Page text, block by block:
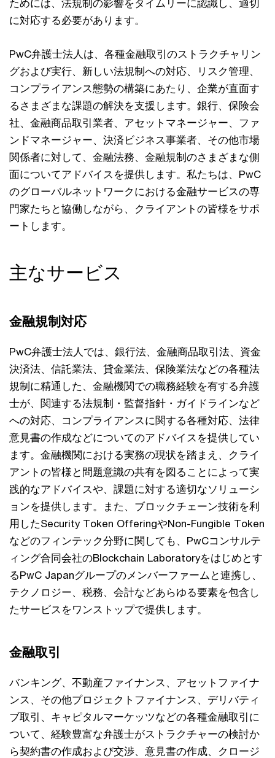
ためには、法規制の影響をタイムリーに認識し、適切
に対応する必要があります。
PwC弁護士法人は、各種金融取引のストラクチャリン
グおよび実行、新しい法規制への対応、リスク管理、
コンプライアンス態勢の構築にあたり、企業が直面す
るさまざまな課題の解決を支援します。銀行、保険会
社、金融商品取引業者、アセットマネージャー、ファ
ンドマネージャー、決済ビジネス事業者、その他市場
関係者に対して、金融法務、金融規制のさまざまな側
面についてアドバイスを提供します。私たちは、PwC
のグローバルネットワークにおける金融サービスの専
門家たちと協働しながら、クライアントの皆様をサポ
ートします。
主なサービス
金融規制対応
PwC弁護士法人では、銀行法、金融商品取引法、資金
決済法、信託業法、貸金業法、保険業法などの各種法
規制に精通した、金融機関での職務経験を有する弁護
士が、関連する法規制・監督指針・ガイドラインなど
への対応、コンプライアンスに関する各種対応、法律
意見書の作成などについてのアドバイスを提供してい
ます。金融機関における実務の現状を踏まえ、クライ
アントの皆様と問題意識の共有を図ることによって実
践的なアドバイスや、課題に対する適切なソリューシ
ョンを提供します。また、ブロックチェーン技術を利
用したSecurity Token OfferingやNon-Fungible Token
などのフィンテック分野に関しても、PwCコンサルテ
ィング合同会社のBlockchain Laboratoryをはじめとす
るPwC Japanグループのメンバーファームと連携し、
テクノロジー、税務、会計などあらゆる要素を包含し
たサービスをワンストップで提供します。
金融取引
バンキング、不動産ファイナンス、アセットファイナ
ンス、その他プロジェクトファイナンス、デリバティ
ブ取引、キャピタルマーケッツなどの各種金融取引に
ついて、経験豊富な弁護士がストラクチャーの検討か
ら契約書の作成および交渉、意見書の作成、クロージ